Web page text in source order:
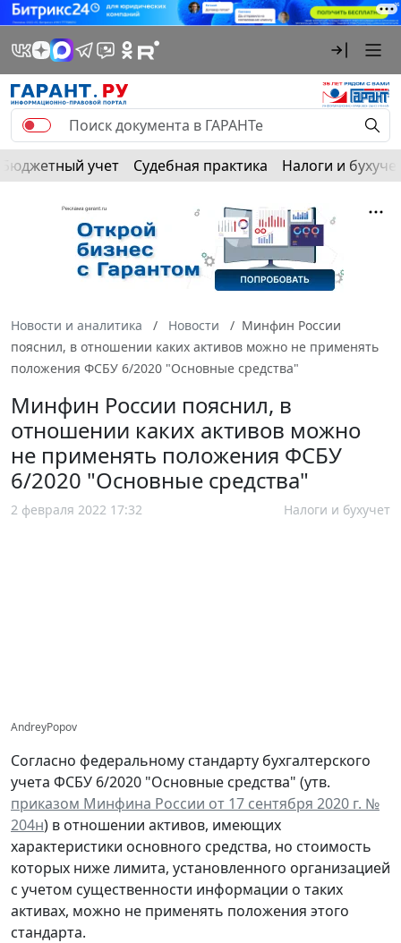
Бюджетный учет Судебная практика Налоги и
Новости и аналитика Новости
Минфин России
пояснил, в отношении каких активов можно не применять
положения ФСБУ 6/2020 "Основные средства"
Минфин России пояснил, в
отношении каких активов можно
не применять положения ФСБУ
6/2020 "Основные средства"
2 февраля 2022 17:32 Налоги и бухучет
AndreyPopov
Согласно федеральному стандарту бухгалтерского
учета ФСБУ 6/2020 "Основные средства" (утв.
приказом Минфина России от 17 сентября 2020 г. №
204н) в отношении активов, имеющих
характеристики основного средства, но стоимость
которых ниже лимита, установленного организацией
с учетом существенности информации о таких
активах, можно не применять положения этого
стандарта.